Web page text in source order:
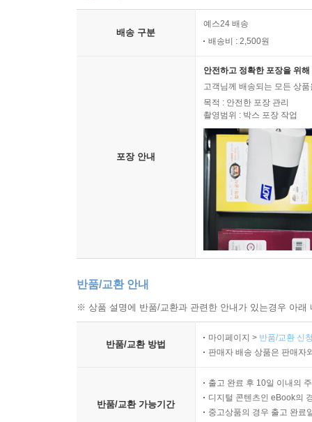
배송 구분
예스24 배송
배송비 : 2,500원
포장 안내
안전하고 정확한 포장을 위
고객님께 배송되는 모든 상
목적 : 안전한 포장 관리
촬영범위 : 박스 포장 작업
반품/교환 안내
※ 상품 설명에 반품/교환과 관련한 안내가 있는경우 아
반품/교환 방법
마이페이지 > 반품/교환 신
판매자 배송 상품은 판매자
반품/교환 가능기간
출고 완료 후 10일 이내의
디지털 콘텐츠인 eBook의
중고상품의 경우 출고 완료